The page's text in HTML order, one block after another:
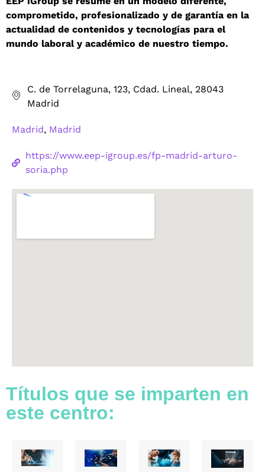
comprometido, profesionalizado y de garantía en la
actualidad de contenidos y tecnologías para el
mundo laboral y académico de nuestro tiempo.
C. de Torrelaguna, 123, Cdad. Lineal, 28043
Madrid
Madrid, Madrid
https://www.eep-igroup.es/fp-madrid-arturo-
soria.php
Títulos que se imparten en
este centro: